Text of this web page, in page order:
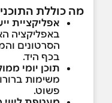
מה כוללת
אפליקציית
באפליקציה
הסרטונים
בכף היד.
תוכן יומי
משימות
פשוט.